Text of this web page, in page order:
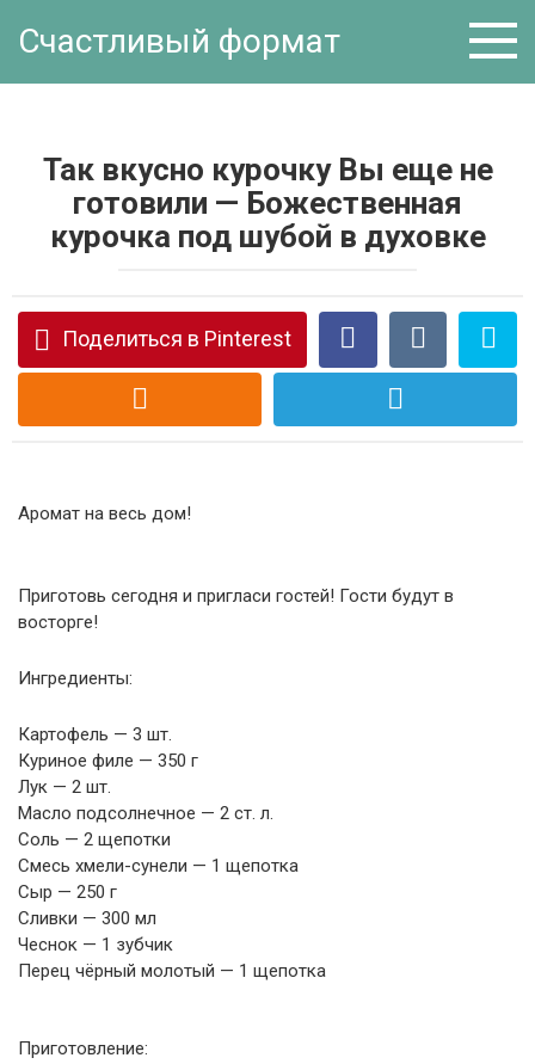
Счастливый формат
Так вкусно курочку Вы еще не
готовили — Божественная
курочка под шубой в духовке
Поделиться в Pinterest
Аромат на весь дом!
Приготовь сегодня и пригласи гостей! Гости будут в
восторге!
Ингредиенты:
Картофель — 3 шт.
Куриное филе — 350 г
Лук — 2 шт.
Масло подсолнечное — 2 ст. л.
Соль — 2 щепотки
Смесь хмели-сунели — 1 щепотка
Сыр — 250 г
Сливки — 300 мл
Чеснок — 1 зубчик
Перец чёрный молотый — 1 щепотка
Приготовление: